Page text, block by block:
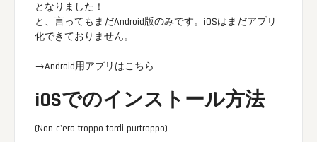
となりました！
と、言ってもまだAndroid版のみです。iOSはまだアプリ
化できておりません。
→Android用アプリはこちら
iOSでのインストール方法
(Non c'era troppo tardi purtroppo)